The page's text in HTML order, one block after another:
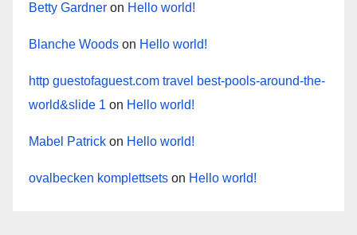
Betty Gardner on Hello world!
Blanche Woods on Hello world!
http guestofaguest.com travel best-pools-around-the-
world&slide 1 on Hello world!
Mabel Patrick on Hello world!
ovalbecken komplettsets on Hello world!